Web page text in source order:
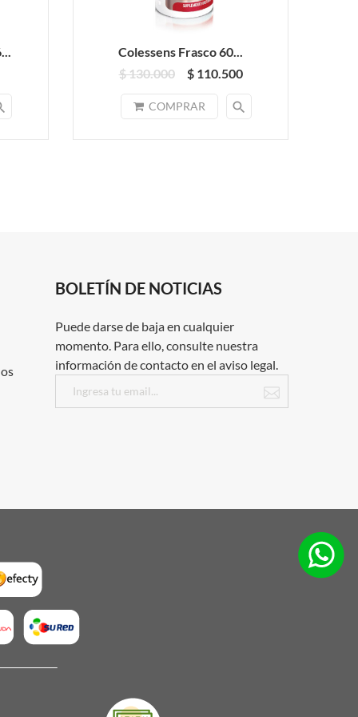
Colessens Frasco 60...
$ 130.000
$ 110.500
COMPRAR search
BOLETÍN DE NOTICIAS
Puede darse de baja en cualquier
momento. Para ello, consulte nuestra
información de contacto en el aviso legal.